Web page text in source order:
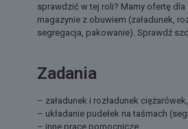
sprawdzić w tej roli? Mamy ofertę dla
magazynie z obuwiem (załadunek,
segregacja, pakowanie). Sprawdź
Zadania
– załadunek i rozładunek ciężarówek,
– układanie pudełek na taśmach
– inne prace pomocnicze.